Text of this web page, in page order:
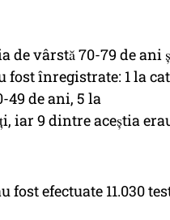
de vârstă 70-79 de ani
fost înregistrate: 1 la
49 de ani, 5 la
iar 9 dintre aceștia
efectuate 11.030